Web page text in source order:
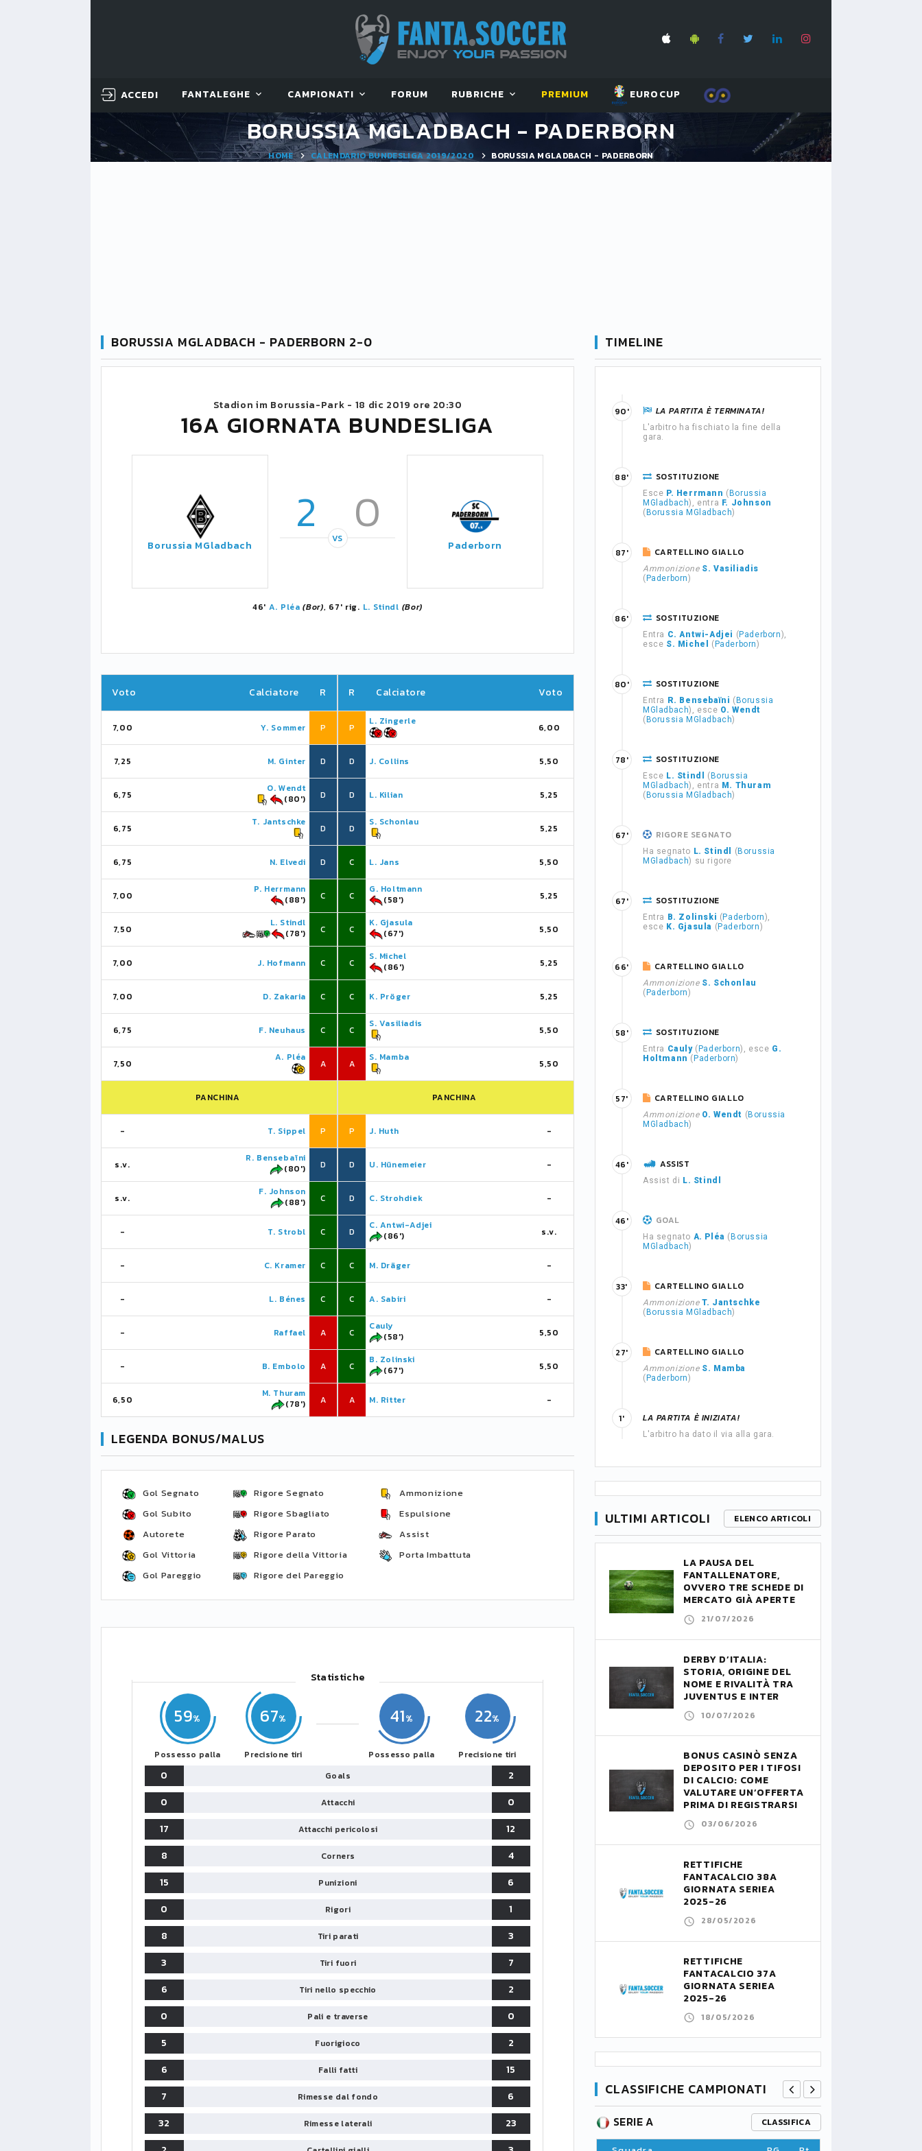
ACCEDI FANTALEGHE CAMPIONATI FORUM RUBRICHE PREMIUM EUROCUP
BORUSSIA MGLADBACH - PADERBORN
HOME CALENDARIO BUNDESLIGA 2019/2020 BORUSSIA MGLADBACH - PADERBORN
BORUSSIA MGLADBACH - PADERBORN 2-0
Stadion im Borussia-Park - 18 dic 2019 ore 20:30
16A GIORNATA BUNDESLIGA
Borussia MGladbach
2 0
VS Paderborn
46' A. Pléa (Bor), 67' rig. L. Stindl (Bor)
Voto Calciatore R
7,00 Y. Sommer P
7,25 M. Ginter D
6,75
O. Wendt
(80')
D
6,75
T. Jantschke
D
6,75 N. Elvedi D
7,00
P. Herrmann
(88')
C
7,50
L. Stindl
(78')
C
7,00 J. Hofmann C
7,00 D. Zakaria C
6,75 F. Neuhaus C
7,50
A. Pléa
A
PANCHINA
- T. Sippel P
s.v.
R. Bensebaïni
(80')
D
s.v.
F. Johnson
(88')
C
- T. Strobl C
- C. Kramer C
- L. Bénes C
- Raffael A
- B. Embolo A
6,50
M. Thuram
(78')
A
R Calciatore Voto
P
L. Zingerle
6,00
D J. Collins 5,50
D L. Kilian 5,25
D
S. Schonlau
5,25
C L. Jans 5,50
C
G. Holtmann
(58')
5,25
C
K. Gjasula
(67')
5,50
C
S. Michel
(86')
5,25
C K. Pröger 5,25
C
S. Vasiliadis
5,50
A
S. Mamba
5,50
PANCHINA
P J. Huth -
D U. Hünemeier -
D C. Strohdiek -
D
C. Antwi-Adjei
(86')
s.v.
C M. Dräger -
C A. Sabiri -
C
Cauly
(58')
5,50
C
B. Zolinski
(67')
5,50
A M. Ritter -
LEGENDA BONUS/MALUS
Gol Segnato
Gol Subito
Autorete
Gol Vittoria
Gol Pareggio
Rigore Segnato
Rigore Sbagliato
Rigore Parato
Rigore della Vittoria
Rigore del Pareggio
Ammonizione
Espulsione
Assist
Porta Imbattuta
Statistiche
59
Possesso palla
67
Precisione tiri
41
Possesso palla
22
Precisione tiri
0 Goals
2
0
Attacchi
0
17
Attacchi pericolosi
12
8
Corners
4
15
Punizioni
6
0
Rigori
1
8
Tiri parati
3
3
Tiri fuori
7
6
Tiri nello specchio
2
0
Pali e traverse
0
5
Fuorigioco
2
6
Falli fatti
15
7
Rimesse dal fondo
6
32
Rimesse laterali
23
TIMELINE
LA PARTITA È TERMINATA!
L'arbitro ha fischiato la fine della
gara.
90'
SOSTITUZIONE
Esce P. Herrmann ( Borussia
MGladbach), entra F. Johnson
( Borussia MGladbach)
88'
CARTELLINO GIALLO
Ammonizione S. Vasiliadis
( Paderborn)
87'
SOSTITUZIONE
Entra C. Antwi-Adjei ( Paderborn),
esce S. Michel ( Paderborn)
86'
SOSTITUZIONE
Entra R. Bensebaïni ( Borussia
MGladbach), esce O. Wendt
( Borussia MGladbach)
80'
SOSTITUZIONE
Esce L. Stindl ( Borussia
MGladbach), entra M. Thuram
( Borussia MGladbach)
78'
RIGORE SEGNATO
Ha segnato L. Stindl ( Borussia
MGladbach) su rigore
67'
SOSTITUZIONE
Entra B. Zolinski ( Paderborn),
esce K. Gjasula ( Paderborn)
67'
CARTELLINO GIALLO
Ammonizione S. Schonlau
( Paderborn)
66'
SOSTITUZIONE
Entra Cauly( Paderborn), esce G.
Holtmann ( Paderborn)
58'
CARTELLINO GIALLO
Ammonizione O. Wendt ( Borussia
MGladbach)
57'
ASSIST
Assist di L. Stindl
46'
GOAL
Ha segnato A. Pléa ( Borussia
MGladbach)
46'
CARTELLINO GIALLO
Ammonizione T. Jantschke
( Borussia MGladbach)
33'
CARTELLINO GIALLO
Ammonizione S. Mamba
( Paderborn)
27'
LA PARTITA È INIZIATA!
L'arbitro ha dato il via alla gara.
1'
ULTIMI ARTICOLI ELENCO ARTICOLI
LA PAUSA DEL
FANTALLENATORE,
OVVERO TRE SCHEDE DI
MERCATO GIÀ APERTE
21/07/2026
DERBY D’ITALIA:
STORIA, ORIGINE DEL
NOME E RIVALITÀ TRA
JUVENTUS E INTER
10/07/2026
BONUS CASINÒ SENZA
DEPOSITO PER I TIFOSI
DI CALCIO: COME
VALUTARE UN’OFFERTA
PRIMA DI REGISTRARSI
03/06/2026
RETTIFICHE
FANTACALCIO 38A
GIORNATA SERIEA
2025-26
28/05/2026
RETTIFICHE
FANTACALCIO 37A
GIORNATA SERIEA
2025-26
18/05/2026
CLASSIFICHE CAMPIONATI
CLASSIFICA SERIE B CLASSIFICA SERIE A CLASSIFICA